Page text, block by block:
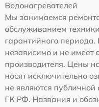
Водонагревателей
Мы занимаемся
обслуживанием
гарантийного
независимо и не имеет
производителя. Цены
носят исключительно
не являются публичной
ГК РФ. Названия и